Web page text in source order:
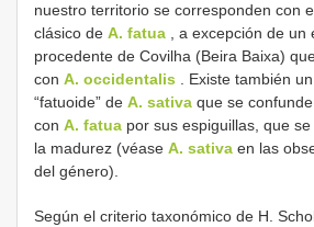
nuestro territorio se corresponden con
clásico de A. fatua , a excepción de un
procedente de Covilha (Beira Baixa)
con A. occidentalis . Existe también
“fatuoide” de A. sativa que se
con A. fatua por sus espiguillas, que
la madurez (véase A. sativa en las
del género).
Según el criterio taxonómico de H.